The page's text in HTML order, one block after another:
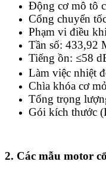
Động cơ mô tô
Cổng chuyển
Phạm vi điều
Tần số: 433,92
Tiếng ồn: ≤58
Làm việc nhiệt
Chìa khóa cơ
Tổng trọng
Gói kích thước
2. Các mẫu motor